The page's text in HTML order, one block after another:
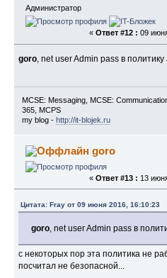
<#Ввиду того, что у меня
владельца папки,
того, от имени которого,
помощи метода SetOwner
мне пришлось
/setowner "DOMAIN\$user" /
#Здесь тоже самое, чтои
username.v2, которая
name "$user.v2" -type
$acl = get-acl
, "FullControl"
ObjectInherit"
, "None"
$acl.AddAccessRule((New-
"ContainerInherit,
Администратор
« Ответ #12 : 09
goro, net user Admin pass в
MCSE: Messaging, MCSE:
365, MCPS
my blog - http://it-blojek.ru
goro
« Ответ #13 : 13
Цитата: Fray от 09 июня 2016, 16:10:23
goro, net user Admin pass в
с некоторых пор эта политика не
посчитал не безопасной...